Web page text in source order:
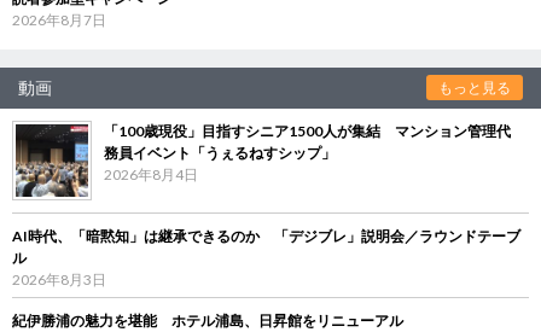
2026年8月7日
動画 もっと見る
「100歳現役」目指すシニア1500人が集結 マンション管理代
務員イベント「うぇるねすシップ」
2026年8月4日
AI時代、「暗黙知」は継承できるのか 「デジブレ」説明会／ラウンドテーブ
ル
2026年8月3日
紀伊勝浦の魅力を堪能 ホテル浦島、日昇館をリニューアル